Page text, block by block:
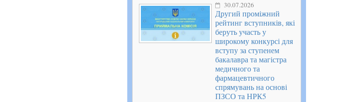
30.07.2026
Другий проміжний
рейтинг вступників, які
беруть участь у
широкому конкурсі для
вступу за ступенем
бакалавра та магістра
медичного та
фармацевтичного
спрямувань на основі
ПЗСО та НРК5